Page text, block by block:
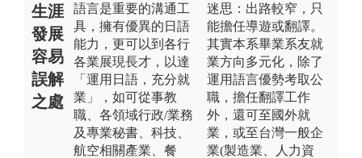
生涯
發展
容易
誤解
之處
語言是重要的溝通工
具，擁有優異的日語
能力，更可以到各行
各業展現長才，以達
「運用日語，充分就
業」，如可從事教
職、各領域行政/業務
及專業秘書、科技、
航空相關產業、餐
迷思：出路較窄，只
能擔任導遊或翻譯。
其實本系畢業系友就
業方向多元化，除了
運用語言優勢考取公
職，擔任翻譯工作
外，還可至國外就
業，或至台灣一般企
業(製造業、人力資